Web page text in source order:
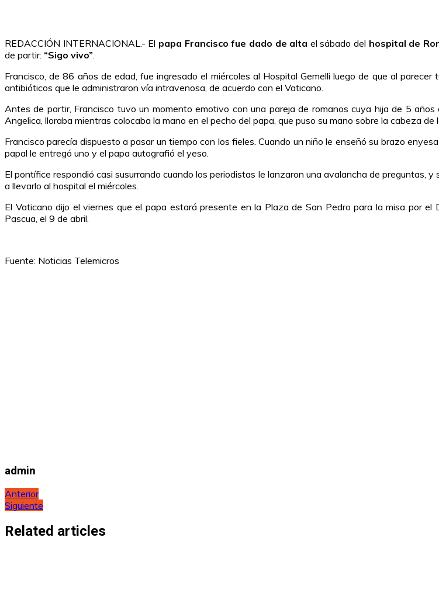
REDACCIÓN INTERNACIONAL.- El papa Francisco fue dado de alta el sábado del hospital de
de partir: “Sigo vivo”
Francisco, de 86 años de edad, fue ingresado el miércoles al Hospital Gemelli luego de que al
antibióticos que le administraron vía intravenosa, de acuerdo con el Vaticano.
Antes de partir, Francisco tuvo un momento emotivo con una pareja de romanos cuya hija de 5
Angelica, lloraba mientras colocaba la mano en el pecho del papa, que puso su mano sobre la cabeza de
Francisco parecía dispuesto a pasar un tiempo con los fieles. Cuando un niño le enseñó su brazo
papal le entregó uno y el papa autografió el yeso.
El pontífice respondió casi susurrando cuando los periodistas le lanzaron una avalancha de preguntas,
a llevarlo al hospital el miércoles.
El Vaticano dijo el viernes que el papa estará presente en la Plaza de San Pedro para la misa por
Pascua, el 9 de abril.
Fuente: Noticias Telemicros
admin
Navegación
de
entradas
Anterior
Siguiente
Related articles